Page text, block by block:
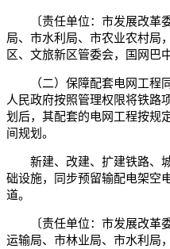
〔责任单位：市发展改革
局、市水利局、市农业农村局
区、文旅新区管委会，国网巴
（二）保障配套电网工程
人民政府按照管理权限将铁路
划后，其配套的电网工程按规
间规划。
新建、改建、扩建铁路、
础设施，同步预留输配电架空
道。
〔责任单位：市发展改革
运输局、市林业局、市水利局